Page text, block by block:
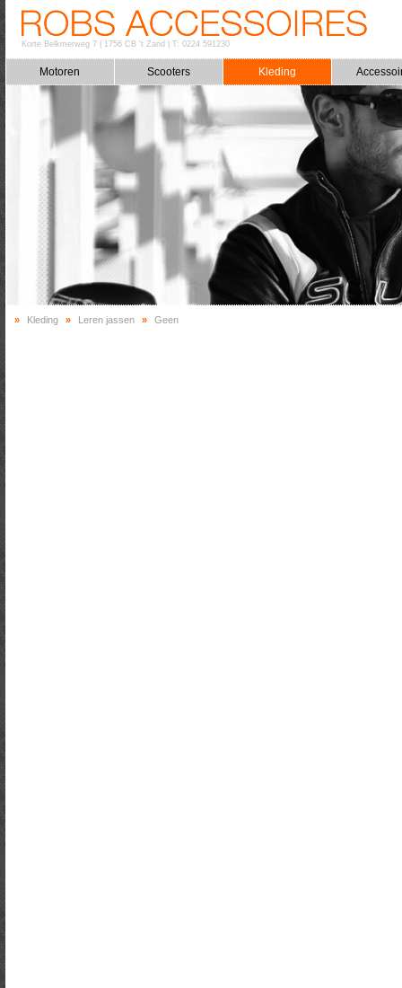
Korte Belkmerweg 7| 1756 CB 't Zand T: 0224 591230
Motoren Scooters Kleding
» Kleding » Leren jassen » Geen